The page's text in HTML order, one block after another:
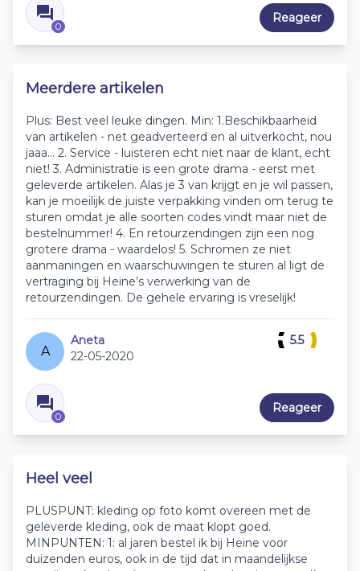
0
Reageer
Meerdere artikelen
Plus: Best veel leuke dingen. Min: 1.Beschikbaarheid
van artikelen - net geadverteerd en al uitverkocht, nou
jaaa... 2. Service - luisteren echt niet naar de klant, echt
niet! 3. Administratie is een grote drama - eerst met
geleverde artikelen. Alas je 3 van krijgt en je wil passen,
kan je moeilijk de juiste verpakking vinden om terug te
sturen omdat je alle soorten codes vindt maar niet de
bestelnummer! 4. En retourzendingen zijn een nog
grotere drama - waardelos! 5. Schromen ze niet
aanmaningen en waarschuwingen te sturen al ligt de
vertraging bij Heine’s verwerking van de
retourzendingen. De gehele ervaring is vreselijk!
A
Aneta
22-05-2020
0
5.5
Reageer
Heel veel
PLUSPUNT: kleding op foto komt overeen met de
geleverde kleding, ook de maat klopt goed.
MINPUNTEN: 1: al jaren bestel ik bij Heine voor
duizenden euros, ook in de tijd dat in maandelijkse